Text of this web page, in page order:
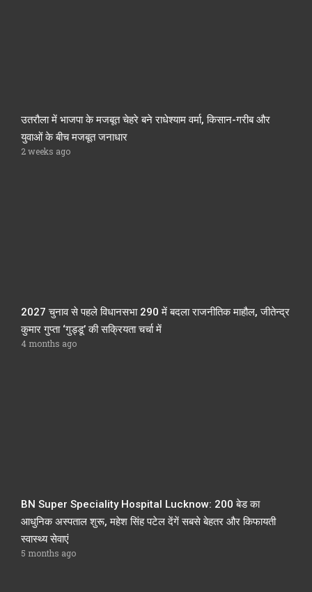
उतरौला में भाजपा के मजबूत चेहरे बने राधेश्याम वर्मा, किसान-गरीब और
युवाओं के बीच मजबूत जनाधार
2 weeks ago
2027 चुनाव से पहले विधानसभा 290 में बदला राजनीतिक माहौल, जीतेन्द्र
कुमार गुप्ता ‘गुड्डू’ की सक्रियता चर्चा में
4 months ago
BN Super Speciality Hospital Lucknow: 200 बेड का
आधुनिक अस्पताल शुरू, महेश सिंह पटेल देंगें सबसे बेहतर और किफायती
स्वास्थ्य सेवाएं
5 months ago